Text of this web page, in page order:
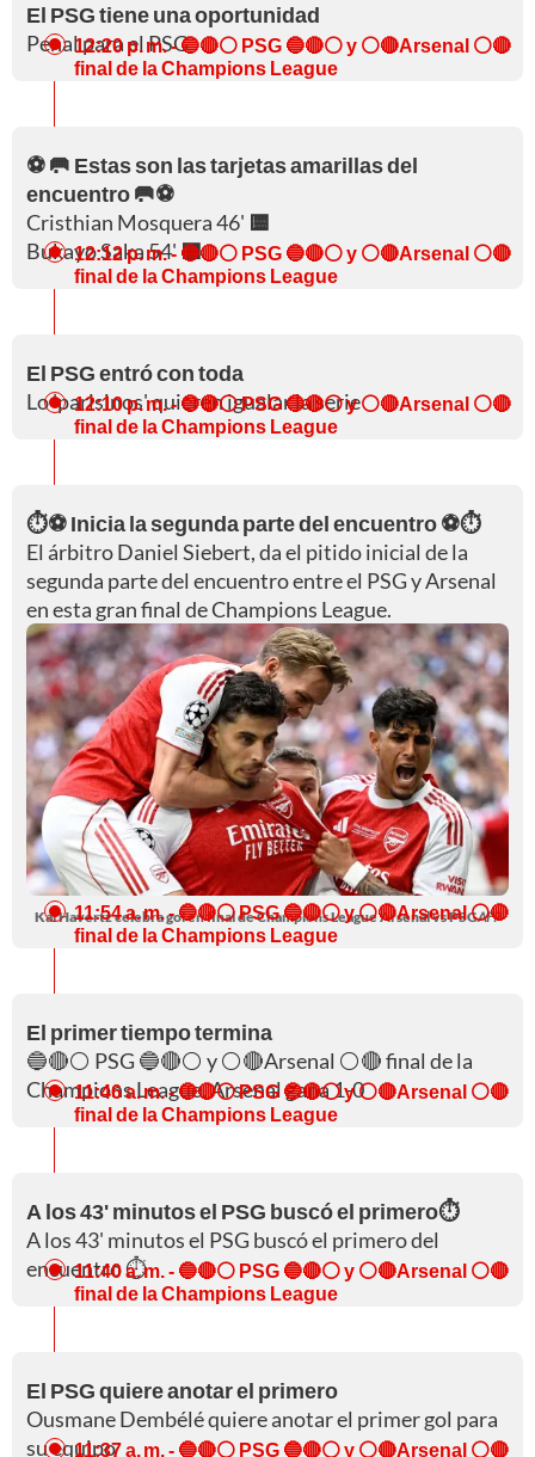
El PSG tiene una oportunidad
Penal para el PSG
12:20 p. m.- 🔵🔴⚪ PSG 🔵🔴⚪ y ⚪🔴Arsenal ⚪🔴
final de la Champions League
⚽ 🥅 Estas son las tarjetas amarillas del
encuentro 🥅⚽
Cristhian Mosquera 46' 🟨
Bukayo Saka 54'🟨
12:12 p. m.- 🔵🔴⚪ PSG 🔵🔴⚪ y ⚪🔴Arsenal ⚪🔴
final de la Champions League
El PSG entró con toda
Lo 'parisinos' quieren igualar la serie
12:10 p. m.- 🔵🔴⚪ PSG 🔵🔴⚪ y ⚪🔴Arsenal ⚪🔴
final de la Champions League
⏱️⚽ Inicia la segunda parte del encuentro ⚽⏱️
El árbitro Daniel Siebert, da el pitido inicial de la
segunda parte del encuentro entre el PSG y Arsenal
en esta gran final de Champions League.
Kai Havertz celebra gol en final de Champions League Arsenal vs PSGAFP
11:54 a. m.- 🔵🔴⚪ PSG 🔵🔴⚪ y ⚪🔴Arsenal ⚪🔴
final de la Champions League
El primer tiempo termina
🔵🔴⚪ PSG 🔵🔴⚪ y ⚪🔴Arsenal ⚪🔴 final de la
Champions League. Arsenal gana 1-0
11:46 a. m.- 🔵🔴⚪ PSG 🔵🔴⚪ y ⚪🔴Arsenal ⚪🔴
final de la Champions League
A los 43' minutos el PSG buscó el primero⏱️
A los 43' minutos el PSG buscó el primero del
encuentro ⏱️
11:40 a. m. - 🔵🔴⚪ PSG 🔵🔴⚪ y ⚪🔴Arsenal ⚪🔴
final de la Champions League
El PSG quiere anotar el primero
Ousmane Dembélé quiere anotar el primer gol para
su equipo11:37 a. m. - 🔵🔴⚪ PSG 🔵🔴⚪ y ⚪🔴Arsenal ⚪🔴